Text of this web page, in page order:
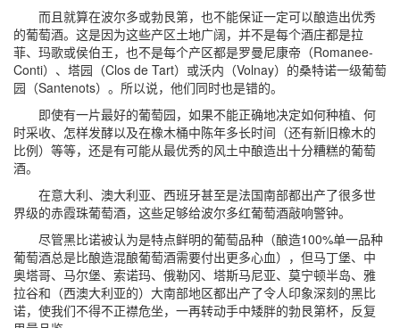
而且就算在波尔多或勃艮第，也不能保证一定可以酿造出优秀
的葡萄酒。这是因为这些产区土地广阔，并不是每个酒庄都是拉
菲、玛歌或侯伯王，也不是每个产区都是罗曼尼康帝（Romanee-
Conti）、塔园（Clos de Tart）或沃内（Volnay）的桑特诺一级葡萄
园（Santenots）。所以说，他们同时也是错的。
即使有一片最好的葡萄园，如果不能正确地决定如何种植、何
时采收、怎样发酵以及在橡木桶中陈年多长时间（还有新旧橡木的
比例）等等，还是有可能从最优秀的风土中酿造出十分糟糕的葡萄
酒。
在意大利、澳大利亚、西班牙甚至是法国南部都出产了很多世
界级的赤霞珠葡萄酒，这些足够给波尔多红葡萄酒敲响警钟。
尽管黑比诺被认为是特点鲜明的葡萄品种（酿造100%单一品种
葡萄酒总是比酿造混酿葡萄酒需要付出更多心血），但马丁堡、中
奥塔哥、马尔堡、索诺玛、俄勒冈、塔斯马尼亚、莫宁顿半岛、雅
拉谷和（西澳大利亚的）大南部地区都出产了令人印象深刻的黑比
诺，使我们不得不正襟危坐，一再转动手中矮胖的勃艮第杯，反复